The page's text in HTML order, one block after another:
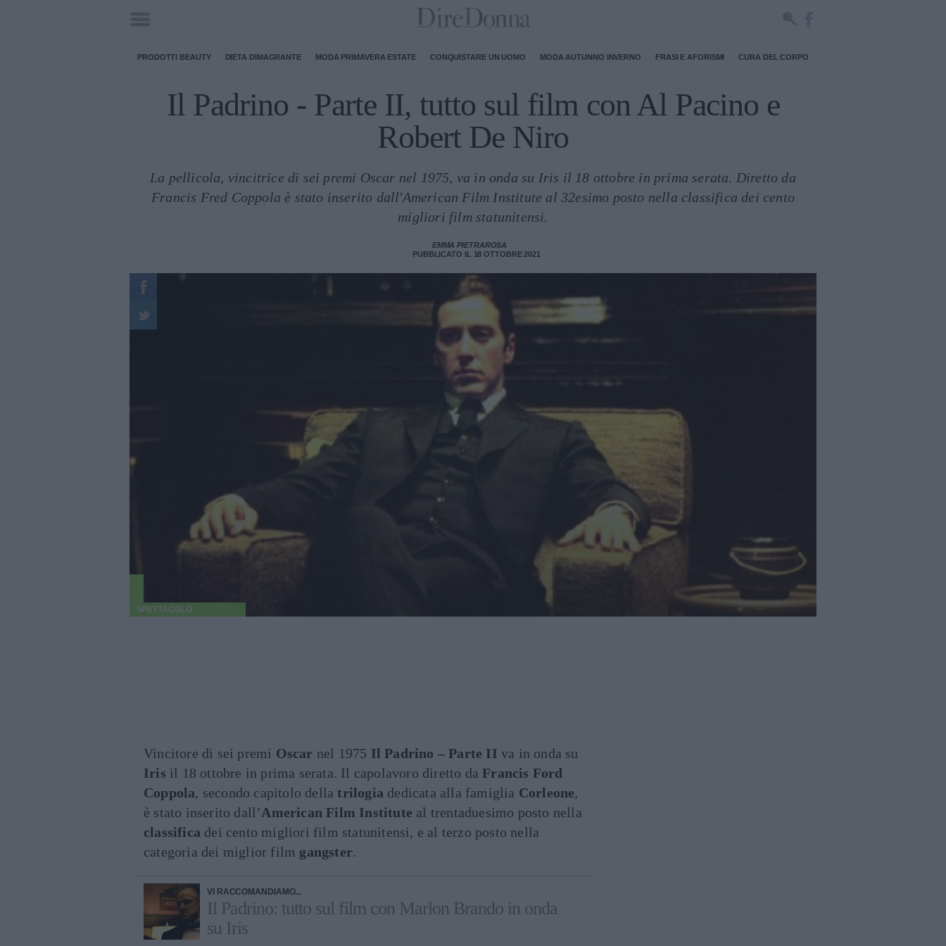
PRODOTTI BEAUTY DIETA DIMAGRANTE MODA PRIMAVERA ESTATE CONQUISTARE UN UOMO MODA AUTUNNO INVERNO FRASI E AFORISMI CURA DEL CORPO
Il Padrino - Parte II, tutto sul film con Al Pacino e
Robert De Niro
La pellicola, vincitrice di sei premi Oscar nel 1975, va in onda su Iris il 18 ottobre in prima serata. Diretto da
Francis Fred Coppola è stato inserito dall'American Film Institute al 32esimo posto nella classifica dei cento
migliori film statunitensi.
EMMA PIETRAROSA
PUBBLICATO IL 18 OTTOBRE 2021
SPETTACOLO
Vincitore di sei premi Oscar nel 1975 Il Padrino – Parte II va in onda su
Iris il 18 ottobre in prima serata. Il capolavoro diretto daFrancis Ford
Coppola, secondo capitolo dellatrilogia dedicata alla famiglia Corleone,
è stato inserito dall’American Film Institute al trentaduesimo posto nella
classifica dei cento migliori film statunitensi, e al terzo posto nella
categoria dei miglior film gangster.
VI RACCOMANDIAMO...
Il Padrino: tutto sul film con Marlon Brando in onda
su Iris